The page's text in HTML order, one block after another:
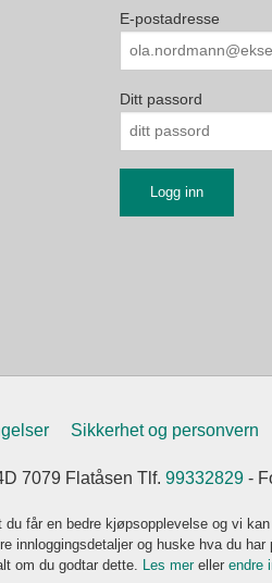
E-postadresse
Ditt passord
Sikkerhet og personvern
7079 Flatåsen Tlf. 99332829-
får en bedre kjøpsopplevelse og vi
innloggingsdetaljer og huske hva du har
om du godtar dette. Les mer eller endre